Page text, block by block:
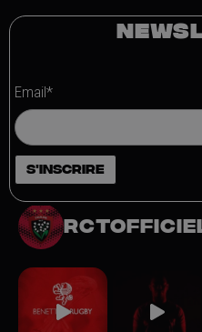
Email*